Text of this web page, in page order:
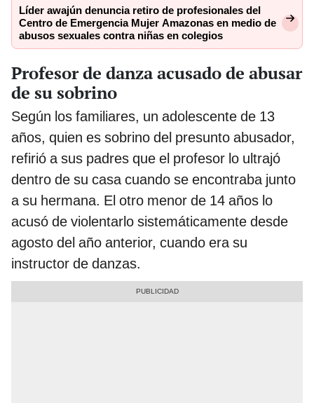
Líder awajún denuncia retiro de profesionales del
Centro de Emergencia Mujer Amazonas en medio de
abusos sexuales contra niñas en colegios
Profesor de danza acusado de abusar
de su sobrino
Según los familiares, un adolescente de 13
años, quien es sobrino del presunto abusador,
refirió a sus padres que el profesor lo ultrajó
dentro de su casa cuando se encontraba junto
a su hermana. El otro menor de 14 años lo
acusó de violentarlo sistemáticamente desde
agosto del año anterior, cuando era su
instructor de danzas.